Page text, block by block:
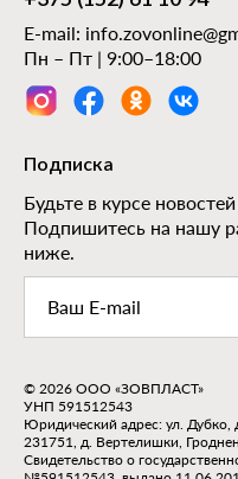
E-mail:
Пн – Пт | 9:00–18:00
Подписка
Будьте в курсе
Подпишитесь на нашу
ниже.
© 2026 ООО «ЗОВПЛАСТ»
УНП 591512543
Юридический адрес: ул. Дубко,
231751, д. Вертелишки,
Свидетельство о